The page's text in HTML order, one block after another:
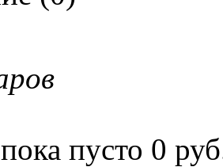
пока пусто 0